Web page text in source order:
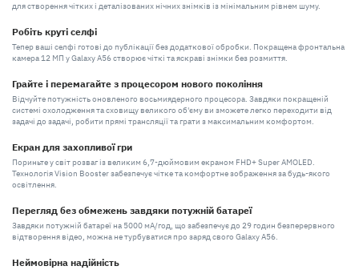
для створення чітких і деталізованих нічних знімків із мінімальним рівнем шуму.
Робіть круті селфі
Тепер ваші селфі готові до публікації без додаткової обробки. Покращена фронтальна
камера 12 МП у Galaxy A56 створює чіткі та яскраві знімки без розмиття.
Грайте і перемагайте з процесором нового покоління
Відчуйте потужність оновленого восьмиядерного процесора. Завдяки покращеній
системі охолодження та сховищу великого об'єму ви зможете легко переходити від
задачі до задачі, робити прямі трансляції та грати з максимальним комфортом.
Екран для захопливої гри
Пориньте у світ розваг із великим 6,7-дюймовим екраном FHD+ Super AMOLED.
Технологія Vision Booster забезпечує чітке та комфортне зображення за будь-якого
освітлення.
Перегляд без обмежень завдяки потужній батареї
Завдяки потужній батареї на 5000 мА/год, що забезпечує до 29 годин безперервного
відтворення відео, можна не турбуватися про заряд свого Galaxy A56.
Неймовірна надійність